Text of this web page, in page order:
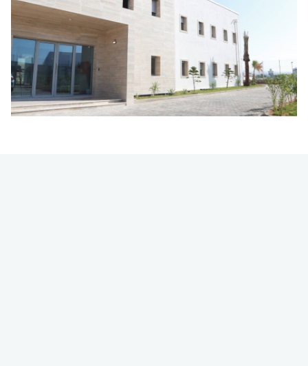
Usine Draxelmaier
Bâtiments Industriels, Projets en vedette